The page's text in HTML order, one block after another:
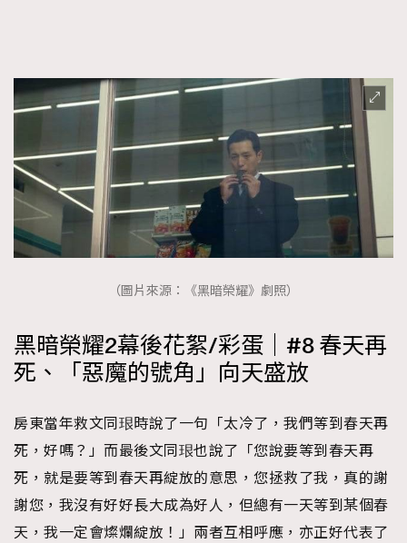
（圖片來源：《黑暗榮耀》劇照）
黑暗榮耀2幕後花絮/彩蛋｜#8 春天再
死、「惡魔的號角」向天盛放
房東當年救文同珢時說了一句「太冷了，我們等到春天再
死，好嗎？」而最後文同珢也說了「您說要等到春天再
死，就是要等到春天再綻放的意思，您拯救了我，真的謝
謝您，我沒有好好長大成為好人，但總有一天等到某個春
天，我一定會燦爛綻放！」兩者互相呼應，亦正好代表了